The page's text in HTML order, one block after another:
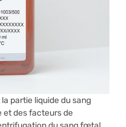
partie liquide du sang
et des facteurs de